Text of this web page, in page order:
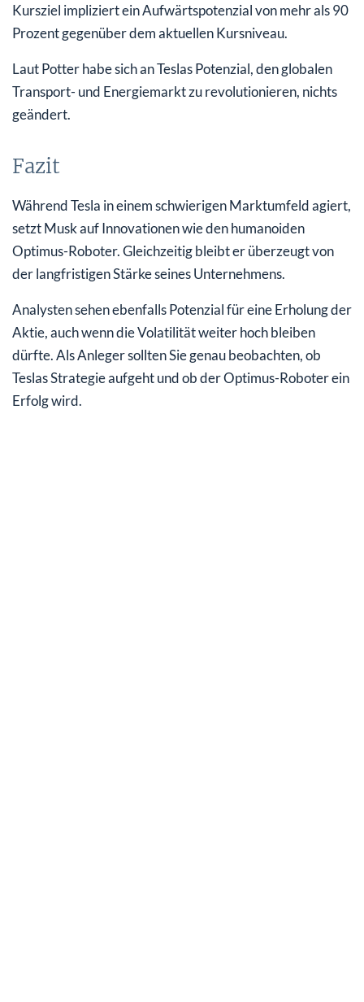
Kursziel impliziert ein Aufwärtspotenzial von mehr als 90
Prozent gegenüber dem aktuellen Kursniveau.
Laut Potter habe sich an Teslas Potenzial, den globalen
Transport- und Energiemarkt zu revolutionieren, nichts
geändert.
Fazit
Während Tesla in einem schwierigen Marktumfeld agiert,
setzt Musk auf Innovationen wie den humanoiden
Optimus-Roboter. Gleichzeitig bleibt er überzeugt von
der langfristigen Stärke seines Unternehmens.
Analysten sehen ebenfalls Potenzial für eine Erholung der
Aktie, auch wenn die Volatilität weiter hoch bleiben
dürfte. Als Anleger sollten Sie genau beobachten, ob
Teslas Strategie aufgeht und ob der Optimus-Roboter ein
Erfolg wird.